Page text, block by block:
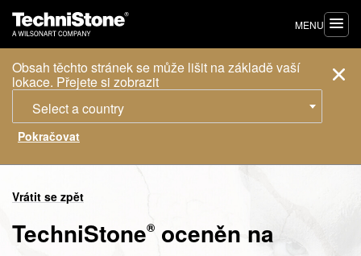
Obsah těchto stránek se může lišit na základě vaší
lokace. Přejete si zobrazit
Select a country
MENU
Vrátit se zpět
TechniStone® oceněn na